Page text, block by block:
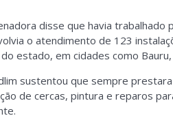
disse que havia trabalhado
o atendimento de 123
estado, em cidades como Bauru,
sustentou que sempre
de cercas, pintura e reparos